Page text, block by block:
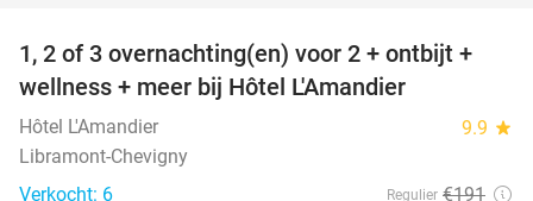
32%
TODAY
1, 2 of 3 overnachting(en) voor 2 + ontbijt +
wellness + meer bij Hôtel L'Amandier
Hôtel L'Amandier 9.9 star
Libramont-Chevigny
Verkocht: 6
Regulier €191